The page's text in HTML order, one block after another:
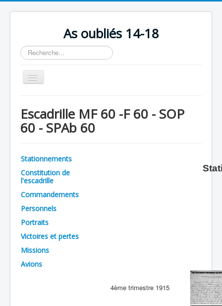
As oubliés 14-18
Rechercher
Basculer
la
Chronologie
Escadrilles
Avions
Personnels
Formation
Doctrines
Batailles
Les As
Escadrille MF 60 -F 60 - SOP
60 - SPAb 60
Stationnements
Constitution de
l'escadrille
Commandements
Personnels
Portraits
Victoires et pertes
Missions
Avions
4ème trimestre 1915